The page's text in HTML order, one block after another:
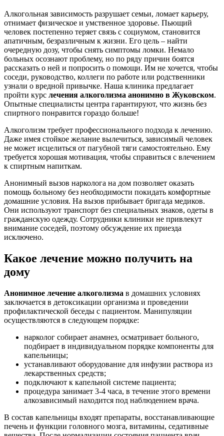
Алкогольная зависимость разрушает семьи, ломает карьеру,
отнимает физическое и умственное здоровье. Пьющий
человек постепенно теряет связь с социумом, становится
апатичным, безразличным к жизни. Его цель – найти
очередную дозу, чтобы снять симптомы ломки. Немало
больных осознают проблему, но по ряду причин боятся
рассказать о ней и попросить о помощи. Им не хочется, чтобы
соседи, руководство, коллеги по работе или родственники
узнали о вредной привычке. Наша клиника предлагает
пройти курс лечения алкоголизма анонимно в Жуковском.
Опытные специалисты центра гарантируют, что жизнь без
спиртного понравится гораздо больше!
Алкоголизм требует профессионального подхода к лечению.
Даже имея стойкое желание вылечиться, зависимый человек
не может исцелиться от пагубной тяги самостоятельно. Ему
требуется хорошая мотивация, чтобы справиться с влечением
к спиртным напиткам.
Анонимный вызов нарколога на дом позволяет оказать
помощь больному без необходимости покидать комфортные
домашние условия. На вызов прибывает бригада медиков.
Они используют транспорт без специальных знаков, одеты в
гражданскую одежду. Сотрудники клиники не привлекут
внимание соседей, поэтому обсуждение их приезда
исключено.
Какое лечение можно получить на
дому
Анонимное лечение алкоголизма в домашних условиях
заключается в детоксикации организма и проведении
профилактической беседы с пациентом. Манипуляции
осуществляются в следующем порядке:
нарколог собирает анамнез, осматривает больного,
подбирает в индивидуальном порядке компоненты для
капельницы;
устанавливают оборудование для инфузии раствора из
лекарственных средств;
подключают к капельной системе пациента;
процедура занимает 3-4 часа, в течение этого времени
алкозависимый находится под наблюдением врача.
В состав капельницы входят препараты, восстанавливающие
печень и функции головного мозга, витамины, седативные